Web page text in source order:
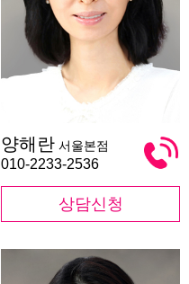
해
란
양해란 서울본점
010-2233-2536
상담신청